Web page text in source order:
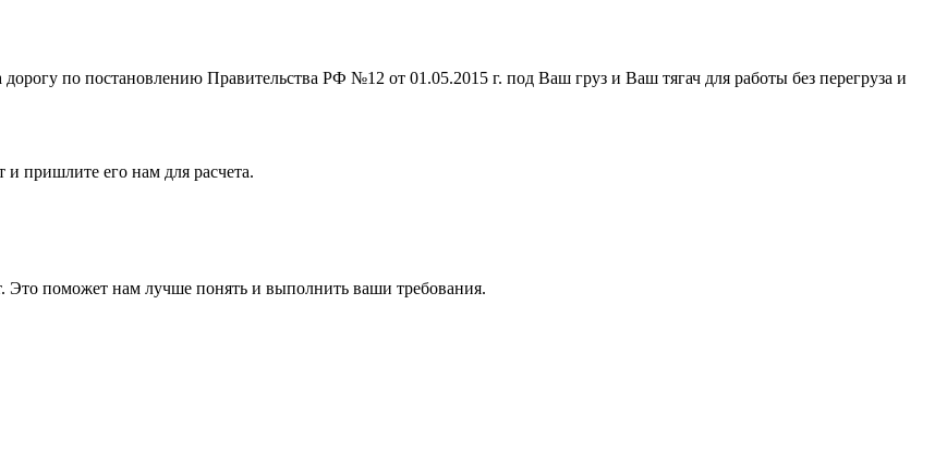
по постановлению Правительства РФ №12 от 01.05.2015 г. под Ваш груз и Ваш тягач для работы без перегруза и
пришлите его нам для расчета.
поможет нам лучше понять и выполнить ваши требования.